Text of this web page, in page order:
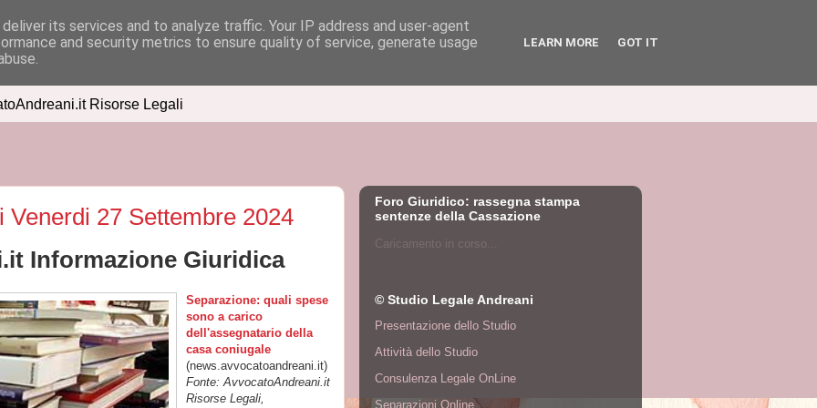
Risorse Legali
Venerdi 27 Settembre 2024
Informazione Giuridica
Separazione: quali spese
sono a carico
dell'assegnatario della
casa coniugale
(news.avvocatoandreani.it)
Fonte: AvvocatoAndreani.it
Risorse Legali,
Foro Giuridico: rassegna stampa
sentenze della Cassazione
Caricamento in corso...
© Studio Legale Andreani
Presentazione dello Studio
Attività dello Studio
Consulenza Legale OnLine
Separazioni Online
its services and to analyze traffic. Your IP address and user-agent
and security metrics to ensure quality of service, generate usage
LEARN MORE GOT IT